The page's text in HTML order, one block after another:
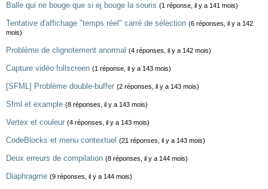
Balle qui ne bouge que si ej bouge la souris (1 réponse, il y a 141 mois)
Tentative d'affichage "temps réel" carré de sélection (6 réponses, il y a 142
mois)
Problème de clignotement anormal (4 réponses, il y a 142 mois)
Capture vidéo fullscreen (1 réponse, il y a 143 mois)
[SFML] Problème double-buffer (2 réponses, il y a 143 mois)
Sfml et example (8 réponses, il y a 143 mois)
Vertex et couleur (4 réponses, il y a 143 mois)
CodeBlocks et menu contextuel (21 réponses, il y a 143 mois)
Deux erreurs de compilation (8 réponses, il y a 144 mois)
Diaphragme (9 réponses, il y a 144 mois)